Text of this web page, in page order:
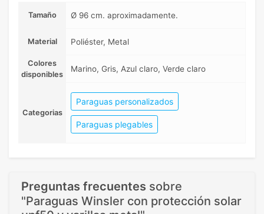
Tamaño Ø 96 cm. aproximadamente.
Material Poliéster, Metal
Colores
disponibles
Marino, Gris, Azul claro, Verde claro
Categorias
Paraguas personalizados
Paraguas plegables
Preguntas frecuentes sobre
"Paraguas Winsler con protección solar